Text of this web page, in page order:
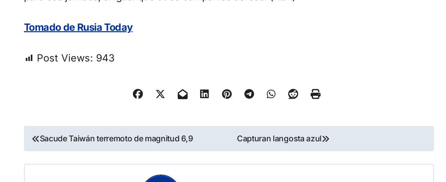
Tomado de Rusia Today
Post Views: 943
Navegación
de
Sacude Taiwán terremoto de magnitud 6,9 Capturan langosta azul